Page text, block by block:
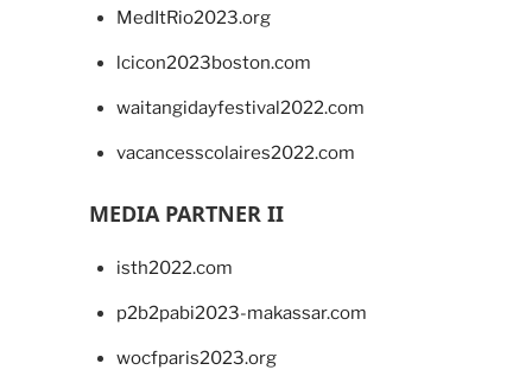
MedItRio2023.org
lcicon2023boston.com
waitangidayfestival2022.com
vacancesscolaires2022.com
MEDIA PARTNER II
isth2022.com
p2b2pabi2023-makassar.com
wocfparis2023.org